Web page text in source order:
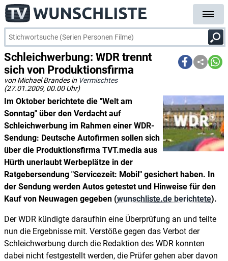
Schleichwerbung: WDR trennt
sich von Produktionsfirma
von Michael Brandes in Vermischtes
(27.01.2009, 00.00 Uhr)
Im Oktober berichtete die "Welt am
Sonntag" über den Verdacht auf
Schleichwerbung im Rahmen einer WDR-
Sendung: Deutsche Autofirmen sollen sich
über die Produktionsfirma TVT.media aus
Hürth unerlaubt Werbeplätze in der
Ratgebersendung "Servicezeit: Mobil" gesichert haben. In
der Sendung werden Autos getestet und Hinweise für den
Kauf von Neuwagen gegeben (wunschliste.de berichtete).
Der WDR kündigte daraufhin eine Überprüfung an und teilte
nun die Ergebnisse mit. Verstöße gegen das Verbot der
Schleichwerbung durch die Redaktion des WDR konnten
dabei nicht festgestellt werden, die Prüfer gehen aber davon